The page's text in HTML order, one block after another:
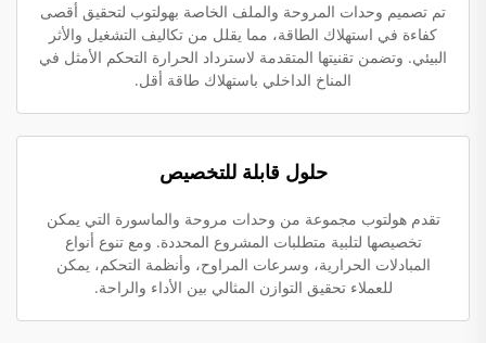
تم تصميم وحدات المروحة والملف الخاصة بهولتوب لتحقيق أقصى
كفاءة في استهلاك الطاقة، مما يقلل من تكاليف التشغيل والأثر
البيئي. وتضمن تقنيتها المتقدمة لاسترداد الحرارة التحكم الأمثل في
المناخ الداخلي باستهلاك طاقة أقل.
حلول قابلة للتخصيص
تقدم هولتوب مجموعة من وحدات مروحة والماسورة التي يمكن
تخصيصها لتلبية متطلبات المشروع المحددة. ومع تنوع أنواع
المبادلات الحرارية، وسرعات المراوح، وأنظمة التحكم، يمكن
للعملاء تحقيق التوازن المثالي بين الأداء والراحة.